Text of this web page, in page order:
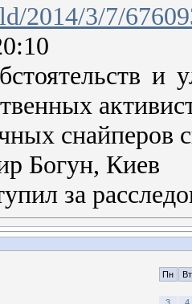
2014/3/7/
и
Богун, Киев
за
Пн Вт